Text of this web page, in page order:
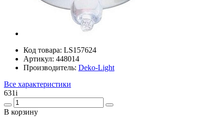
Код товара: LS157624
Артикул: 448014
Производитель: Deko-Light
Все характеристики
631i
В корзину